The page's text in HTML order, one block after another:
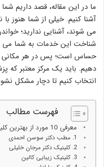
ما در این مقاله، قصد داریم شما
آشنا کنیم. خیلی از شما هنوز
می شوند، آشنایی ندارید؛
شناخت این خدمات به شما می
حساس است؛ پس در هر مکانی
دهیم. باید یک مرکز معتبر که
انتخاب کنیم تا دچار مشکل
فهرست مطالب
معرفی 10 مورد از بهترین کلینیک زیبایی در تهران
1. مطب دکتر سوسن احمدی
2. کلینیک دکتر مرجان خلیلی
3. کلینیک زیبایی کالین